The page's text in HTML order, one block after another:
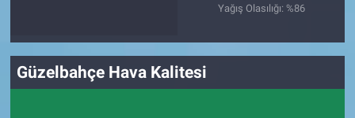
Yağış Olasılığı: %86
Güzelbahçe Hava Kalitesi